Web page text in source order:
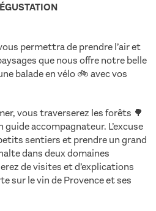
permettra de prendre l’air et
que nous offre notre belle
balade en vélo 🚲 avec vos
vous traverserez les forêts 🌳
accompagnateur. L’excuse
sentiers et prendre un grand
dans deux domaines
de visites et d’explications
sur le vin de Provence et ses